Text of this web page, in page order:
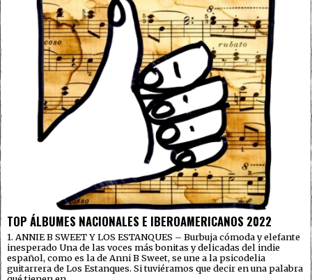
TOP ÁLBUMES NACIONALES E IBEROAMERICANOS 2022
1. ANNIE B SWEET Y LOS ESTANQUES – Burbuja cómoda y elefante
inesperado Una de las voces más bonitas y delicadas del indie
español, como es la de Anni B Sweet, se une a la psicodelia
guitarrera de Los Estanques. Si tuviéramos que decir en una palabra